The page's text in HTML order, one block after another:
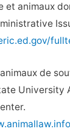
et animaux
de
University